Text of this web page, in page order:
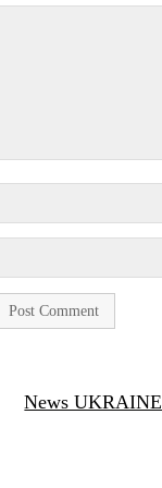
News UKRAINE